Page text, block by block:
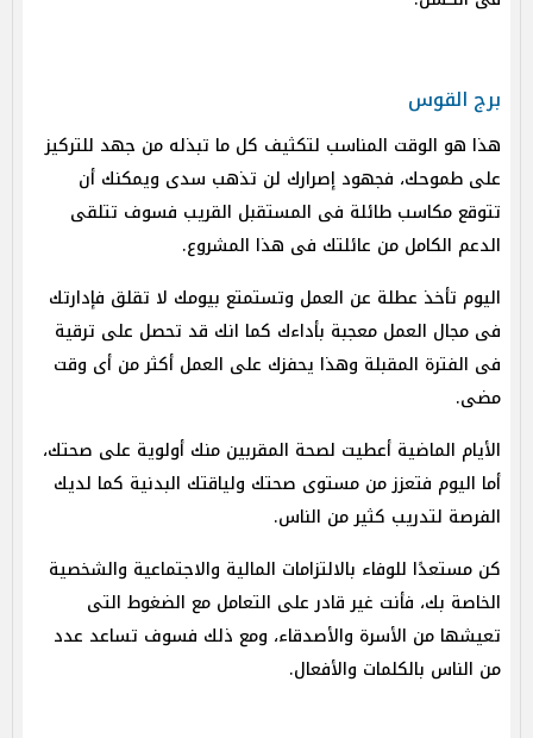
برج القوس
هذا هو الوقت المناسب لتكثيف كل ما تبذله من جهد للتركيز
على طموحك، فجهود إصرارك لن تذهب سدى ويمكنك أن
تتوقع مكاسب طائلة فى المستقبل القريب فسوف تتلقى
الدعم الكامل من عائلتك فى هذا المشروع.
اليوم تأخذ عطلة عن العمل وتستمتع بيومك لا تقلق فإدارتك
فى مجال العمل معجبة بأداءك كما انك قد تحصل على ترقية
فى الفترة المقبلة وهذا يحفزك على العمل أكثر من أى وقت
مضى.
الأيام الماضية أعطيت لصحة المقربين منك أولوية على صحتك،
أما اليوم فتعزز من مستوى صحتك ولياقتك البدنية كما لديك
الفرصة لتدريب كثير من الناس.
كن مستعدًا للوفاء بالالتزامات المالية والاجتماعية والشخصية
الخاصة بك، فأنت غير قادر على التعامل مع الضغوط التى
تعيشها من الأسرة والأصدقاء، ومع ذلك فسوف تساعد عدد
من الناس بالكلمات والأفعال.